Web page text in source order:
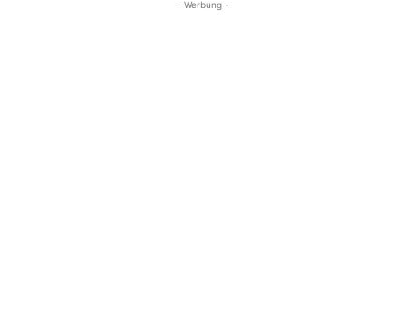
- Werbung -